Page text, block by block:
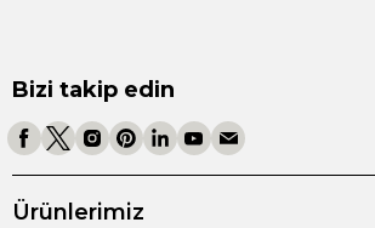
Bizi takip edin
Ürünlerimiz